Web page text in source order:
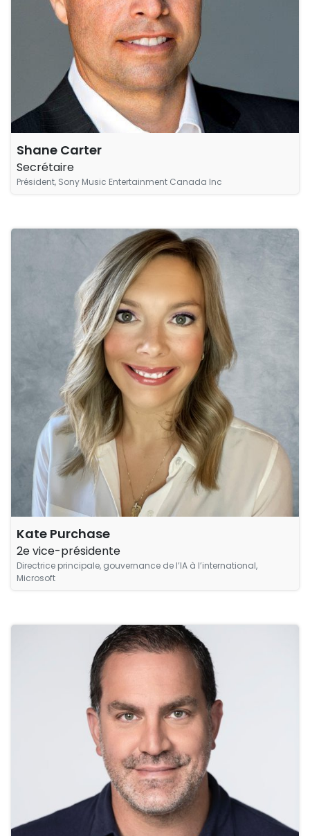
Shane Carter
Secrétaire
Président, Sony Music Entertainment Canada Inc
Kate Purchase
2e vice-présidente
Directrice principale, gouvernance de l’IA à l’international,
Microsoft